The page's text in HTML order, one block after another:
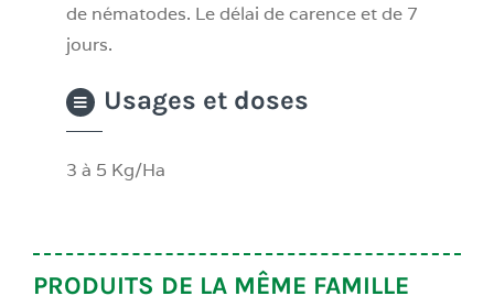
de nématodes. Le délai de carence et de 7
jours.
Usages et doses
3 à 5 Kg/Ha
PRODUITS DE LA MÊME FAMILLE